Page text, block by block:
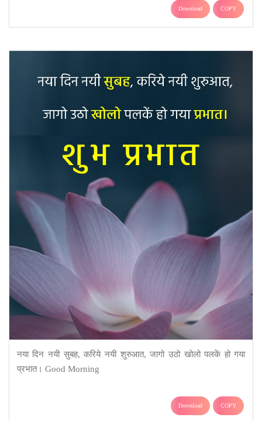
Download COPY
नया दिन नयी सुबह, करिये नयी शुरुआत, जागो उठो खोलो पलकें हो गया
प्रभात। Good Morning
Download COPY